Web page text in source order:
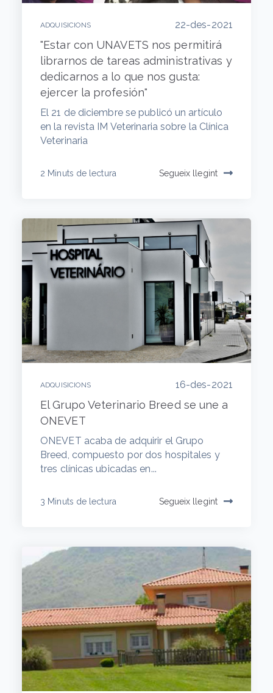
ADQUISICIONS 22-des-2021
"Estar con UNAVETS nos permitirá
librarnos de tareas administrativas y
dedicarnos a lo que nos gusta:
ejercer la profesión"
El 21 de diciembre se publicó un artículo
en la revista IM Veterinaria sobre la Clínica
Veterinaria
2 Minuts de lectura Segueix llegint
ADQUISICIONS 16-des-2021
El Grupo Veterinario Breed se une a
ONEVET
ONEVET acaba de adquirir el Grupo
Breed, compuesto por dos hospitales y
tres clínicas ubicadas en...
3 Minuts de lectura Segueix llegint